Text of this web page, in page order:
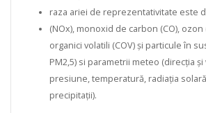
(NOx), monoxid de carbon (CO), ozon
organici volatili (COV) și particule în
PM2,5) si parametrii meteo (direcția
presiune, temperatură, radiația
precipitații).